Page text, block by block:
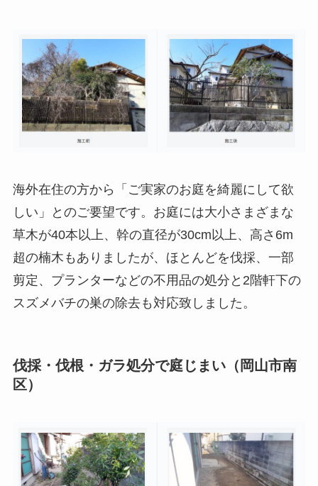
海外在住の方から「ご実家のお庭を綺麗にして欲
しい」とのご要望です。お庭には大小さまざまな
草木が40本以上、幹の直径が30cm以上、高さ6m
超の楠木もありましたが、ほとんどを伐採、一部
剪定、プランターなどの不用品の処分と2階軒下の
スズメバチの巣の除去も対応致しました。
伐採・伐根・ガラ処分で庭じまい（岡山市南
区）